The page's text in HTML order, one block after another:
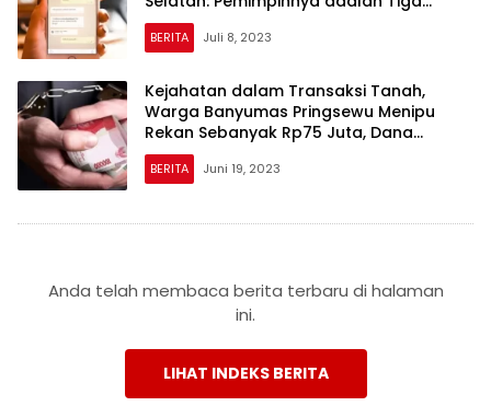
Warga Lampung yang Dikendalikan dari
Lapas
BERITA Juli 8, 2023
Kejahatan dalam Transaksi Tanah,
Warga Banyumas Pringsewu Menipu
Rekan Sebanyak Rp75 Juta, Dana
Digunakan untuk Aktivitas Perjudian dan
Narkoba
BERITA Juni 19, 2023
Anda telah membaca berita terbaru di halaman
ini.
LIHAT INDEKS BERITA